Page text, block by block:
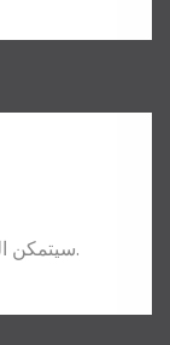
سيتمكن العميل من تحقيق خدمة العملاء الإضافية.